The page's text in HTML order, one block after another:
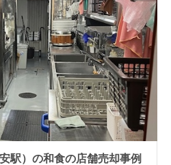
駅）の和食の店舗売却事例